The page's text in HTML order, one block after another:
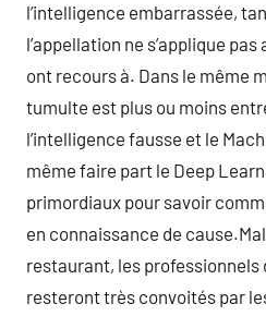
l’intelligence embarrassée,
l’appellation ne s’applique
ont recours à. Dans le même
tumulte est plus ou moins
l’intelligence fausse et le
même faire part le Deep
primordiaux pour savoir
en connaissance de
restaurant, les professionnels
resteront très convoités par